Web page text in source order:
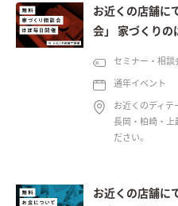
お近くの店舗に
会」 家づくりの
セミナー・相談
通年イベント
お近くのディテ
長岡・柏崎・上
ださい。
お近くの店舗に